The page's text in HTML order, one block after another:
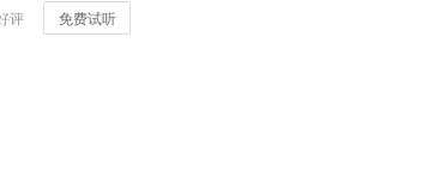
评 免费试听